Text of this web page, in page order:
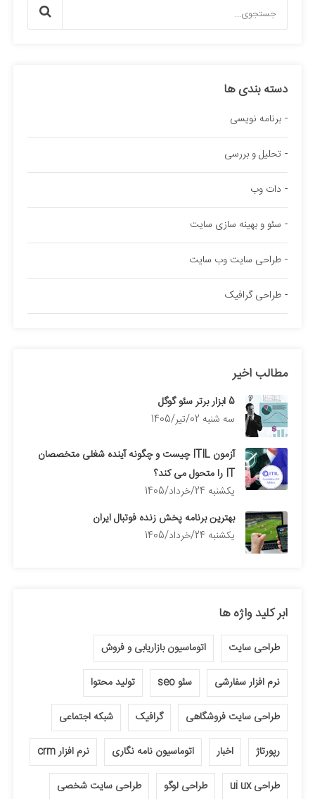
دسته بندی ها
برنامه نویسی
تحلیل و بررسی
دات وب
سئو و بهینه سازی سایت
طراحی سایت وب سایت
طراحی گرافیک
مطالب اخیر
5 ابزار برتر سئو گوگل
سه شنبه 02/تیر/1405
آزمون ITIL چیست و چگونه آینده شغلی متخصصان
IT را متحول می کند؟
يكشنبه 24/خرداد/1405
بهترین برنامه پخش زنده فوتبال ایران
يكشنبه 24/خرداد/1405
ابر کلید واژه ها
طراحی سایت اتوماسیون بازاریابی و فروش
نرم افزار سفارشی سئو seo تولید محتوا
طراحی سایت فروشگاهی گرافیک شبکه اجتماعی
رپورتاژ اخبار اتوماسیون نامه نگاری نرم افزار crm
طراحی ui ux طراحی لوگو طراحی سایت شخصی